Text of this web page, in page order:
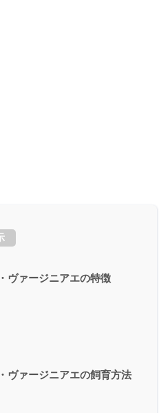
ヴァージニアエの特徴
ヴァージニアエの飼育方法